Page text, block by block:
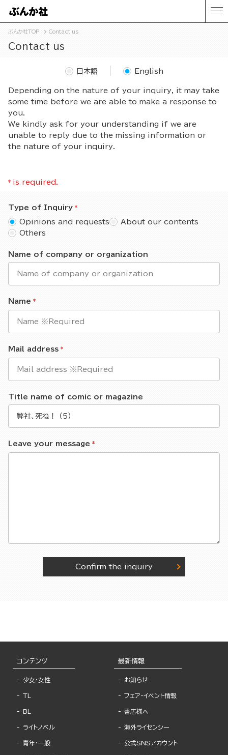
ぶんか社TOP Contact us
Contact us
Depending on the nature of your inquiry, it may take
some time before we are able to make a response to
you.
We kindly ask for your understanding if we are
unable to reply due to the missing information or
the nature of your inquiry.
日本語 English
* is required.
Type of Inquiry
Opinions and requests
About our contents
Others
Name of company or organization
Name
Mail address
Title name of comic or magazine
Leave your message
Confirm the inquiry
コンテンツ
少女・女性
TL
BL
ライトノベル
青年・一般
最新情報
お知らせ
フェア・イベント情報
書店様へ
海外ライセンシー
公式SNSアカウント